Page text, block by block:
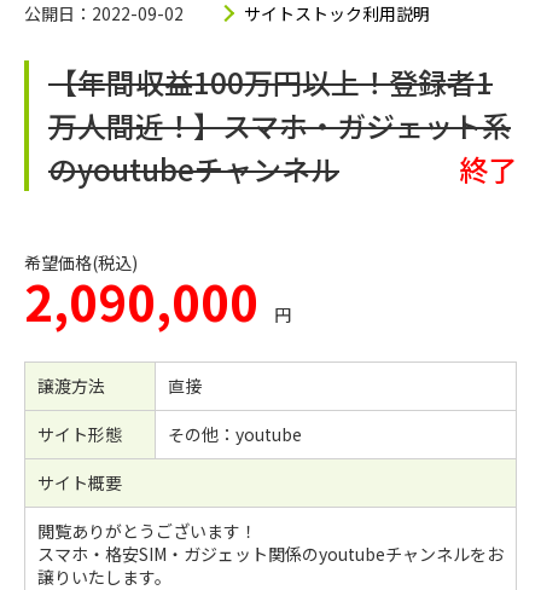
公開日：2022-09-02 サイトストック利用説明
【年間収益100万円以上！登録者1
万人間近！】スマホ・ガジェット系
のyoutubeチャンネル
終了
希望価格(税込)
2,090,000 円
譲渡方法
直接
サイト形態
その他：youtube
サイト概要
閲覧ありがとうございます！
スマホ・格安SIM・ガジェット関係のyoutubeチャンネルをお
譲りいたします。